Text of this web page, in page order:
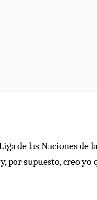
de las Naciones de la
por supuesto, creo yo